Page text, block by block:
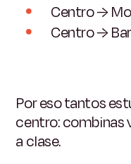
Centro →
Centro →
Por eso tantos
centro:combinas
a clase.